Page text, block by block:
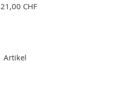
21,00 CHF
Artikel